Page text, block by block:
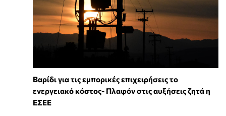
Βαρίδι για τις εμπορικές επιχειρήσεις το
ενεργειακό κόστος- Πλαφόν στις αυξήσεις ζητά η
ΕΣΕΕ